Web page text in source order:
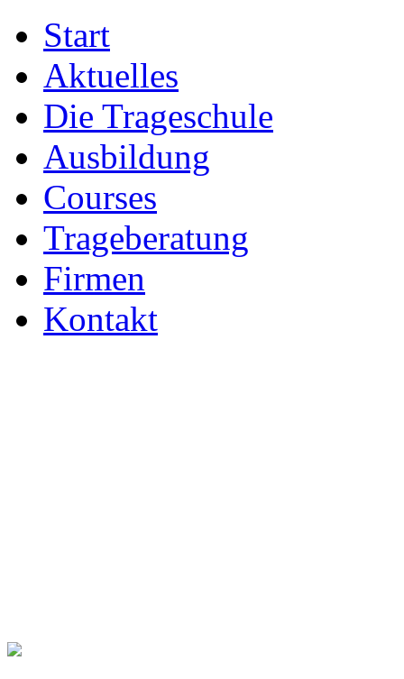
Start
Aktuelles
Die Trageschule
Ausbildung
Courses
Trageberatung
Firmen
Kontakt